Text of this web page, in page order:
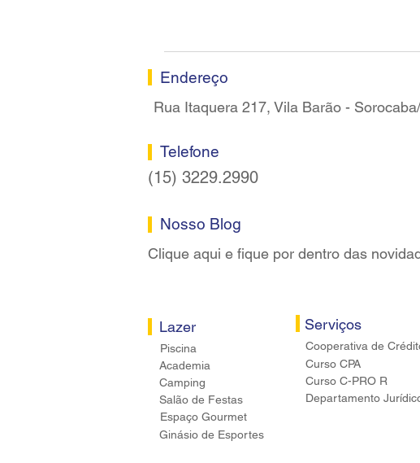
Endereço
Rua Itaquera 217, Vila Barão -
Telefone
(15) 3229.2990
Nosso Blog
Clique aqui e fique por dentro das
Lazer
Piscina
Academia
Camping
Salão de Festas
Espaço Gourmet
Ginásio de Esportes
Serviços
Cooperativa de
Curso CPA
Curso C-PRO R
Departamento